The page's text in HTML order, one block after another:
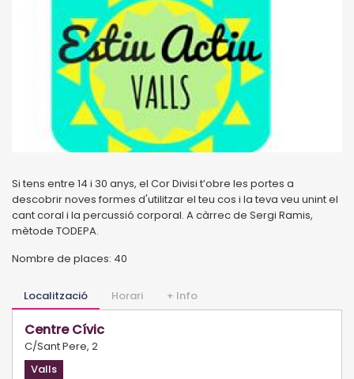
Si tens entre 14 i 30 anys, el Cor Divisi t’obre les portes a
descobrir noves formes d'utilitzar el teu cos i la teva veu unint el
cant coral i la percussió corporal. A càrrec de Sergi Ramis,
mètode TODEPA.
Nombre de places: 40
Localització Horari + Info
Centre Cívic
C/Sant Pere, 2
Valls